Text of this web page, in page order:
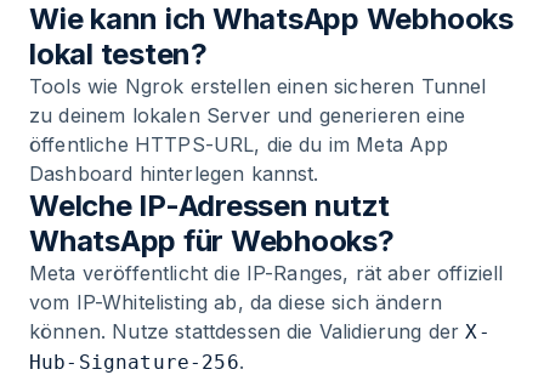
Wie kann ich WhatsApp Webhooks
lokal testen?
Tools wie Ngrok erstellen einen sicheren Tunnel
zu deinem lokalen Server und generieren eine
öffentliche HTTPS-URL, die du im Meta App
Dashboard hinterlegen kannst.
Welche IP-Adressen nutzt
WhatsApp für Webhooks?
Meta veröffentlicht die IP-Ranges, rät aber offiziell
vom IP-Whitelisting ab, da diese sich ändern
können. Nutze stattdessen die Validierung derX-
Hub-Signature-256.